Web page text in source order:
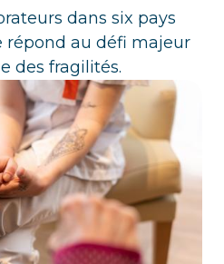
dans six pays
répond au défi majeur
des fragilités.